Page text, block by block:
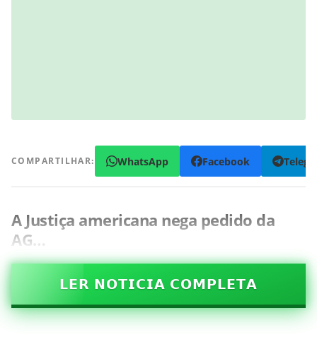
COMPARTILHAR: WhatsApp Facebook
A Justiça americana nega pedido da
AG…
𝗟𝗘𝗥 𝗡𝗢𝗧𝗜𝗖𝗜𝗔 𝗖𝗢𝗠𝗣𝗟𝗘𝗧𝗔